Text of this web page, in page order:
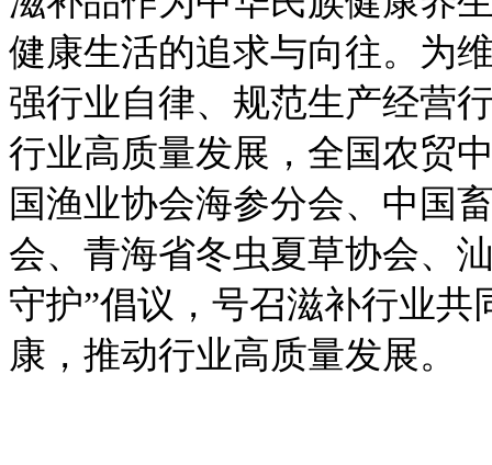
健康生活的追求与向往。为
强行业自律、规范生产经营
行业高质量发展，全国农贸
国渔业协会海参分会、中国
会、青海省冬虫夏草协会、
守护”倡议，号召滋补行业
康 ，推动行业高质量发展。